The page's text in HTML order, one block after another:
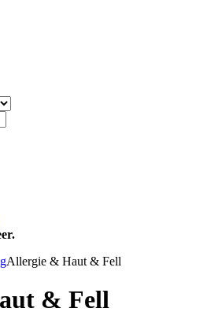
Allergie & Haut & Fell
& Fell